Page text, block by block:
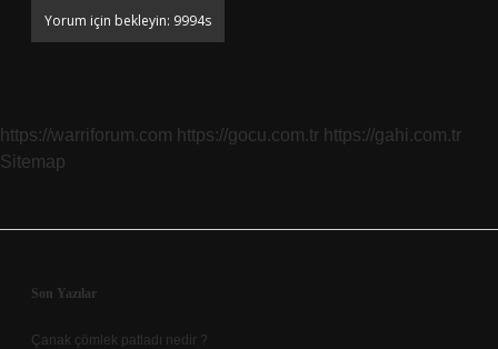
https://warriforum.com https://gocu.com.tr https://gahi.com.tr
Sitemap
Sidebar
Son Yazılar
Çanak çömlek patladı nedir ?